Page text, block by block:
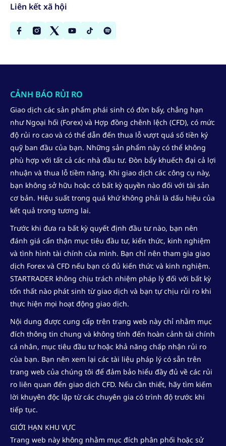
Liên kết xã hội
CẢNH BÁO RỦI RO
Giao dịch các sản phẩm phái sinh có đòn bẩy, chẳng hạn
như Ngoại hối (Forex) và Hợp đồng chênh lệch (CFD), có mức
độ rủi ro cao và có thể dẫn đến thua lỗ vượt quá số tiền ký
quỹ ban đầu của bạn. Những sản phẩm này có thể không
phù hợp với tất cả các nhà đầu tư. Đòn bẩy khuếch đại cả lợi
nhuận và thua lỗ tiềm năng. Khi giao dịch các công cụ này,
bạn không sở hữu hoặc có bất kỳ quyền nào đối với tài sản
cơ bản. Hiệu suất trong quá khứ không phải là dấu hiệu của
kết quả trong tương lai.
Trước khi đưa ra bất kỳ quyết định đầu tư nào, bạn nên
đánh giá cẩn thận mục tiêu đầu tư, kiến ​​thức, kinh nghiệm
và tình hình tài chính của mình. Bạn chỉ nên tham gia giao
dịch Forex và CFD nếu bạn có đủ kiến ​​thức và kinh nghiệm.
STARTRADER không chịu trách nhiệm pháp lý đối với bất kỳ
tổn thất nào phát sinh từ giao dịch và bạn tự chịu rủi ro khi
thực hiện mọi hoạt động giao dịch.
Nội dung được cung cấp trên trang web này chỉ nhằm mục
đích thông tin chung và không tính đến hoàn cảnh tài chính
cá nhân, mục tiêu đầu tư hoặc khả năng chấp nhận rủi ro
của bạn. Bạn nên xem lại các tài liệu pháp lý có sẵn trên
trang web của chúng tôi để đảm bảo hiểu đầy đủ về các rủi
ro liên quan đến giao dịch CFD. Nếu cần thiết, hãy tìm kiếm
lời khuyên độc lập từ các chuyên gia có trình độ trước khi
tiếp tục.
GIỚI HẠN KHU VỰC
Trang web này không nhằm mục đích phân phối hoặc sử